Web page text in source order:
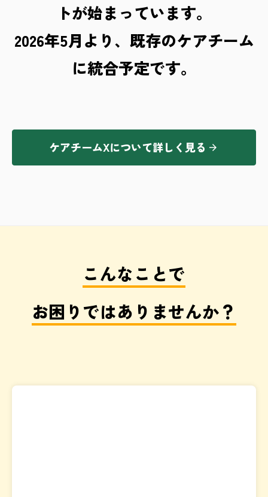
トが始まっています。
2026年5月より、既存のケアチーム
に統合予定です。
ケアチームXについて詳しく見る arrow_forward
こんなことで
お困りではありませんか？